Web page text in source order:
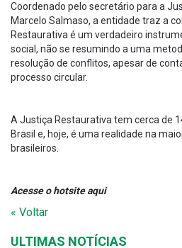
Coordenado pelo secretário para a
Marcelo Salmaso, a entidade traz a
Restaurativa é um verdadeiro
social, não se resumindo a uma
resolução de conflitos, apesar de
processo circular.
A Justiça Restaurativa tem cerca de
Brasil e, hoje, é uma realidade na
brasileiros.
Acesse o hotsite aqui
« Voltar
ULTIMAS NOTÍCIAS